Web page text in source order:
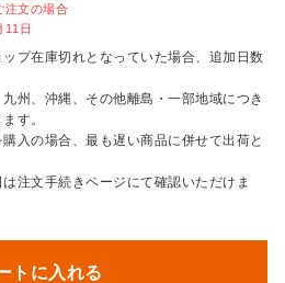
注文の場合
11日
プ在庫切れとなっていた場合、追加日数
州、沖縄、その他離島・一部地域につき
す。
入の場合、最も遅い商品に併せて出荷と
注文手続きページにて確認いただけま
トに入れる